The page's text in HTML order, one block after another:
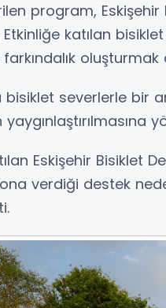
program, Eskişehir
katılan
severlerle bir
Eskişehir Bisiklet
verdiği destek